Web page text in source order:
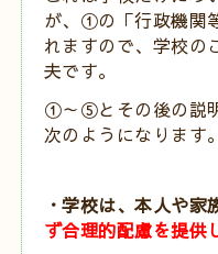
が、①の「行政機関
れますので、学校の
夫です。
①～⑤とその後の説
次のようになります。
・学校は、本人や
ず合理的配慮を提供